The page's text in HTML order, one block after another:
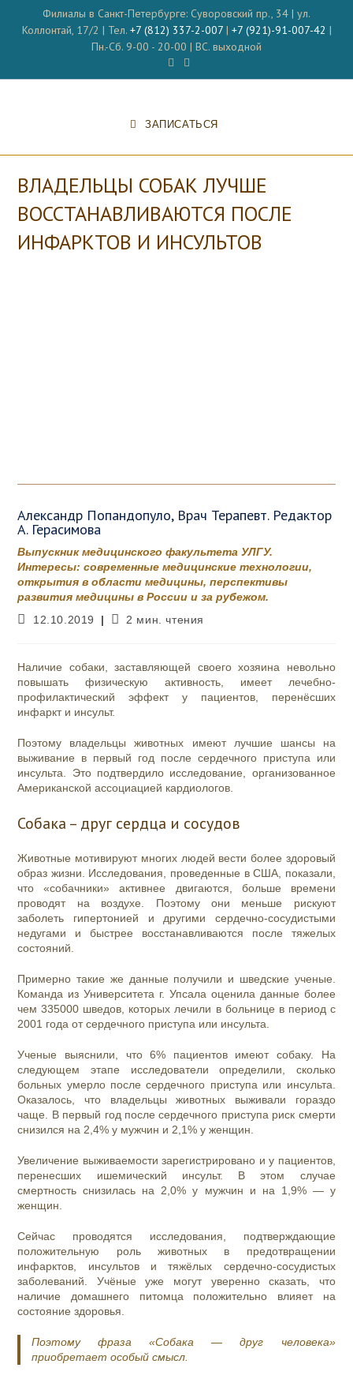
содержимому
Филиалы в Санкт-Петербурге: Суворовский пр., 34 | ул.
Коллонтай, 17/2 | Тел. +7 (812) 337-2-007| +7 (921)-91-007-42 |
Пн.-Сб. 9-00 - 20-00 | ВС. выходной
ЗАПИСАТЬСЯ
ВЛАДЕЛЬЦЫ СОБАК ЛУЧШЕ
ВОССТАНАВЛИВАЮТСЯ ПОСЛЕ
ИНФАРКТОВ И ИНСУЛЬТОВ
Александр Попандопуло, Врач Терапевт. Редактор
А. Герасимова
Выпускник медицинского факультета УЛГУ.
Интересы: современные медицинские технологии,
открытия в области медицины, перспективы
развития медицины в России и за рубежом.
Запись
12.10.2019
Время
2 мин. чтения
Наличие собаки, заставляющей своего хозяина невольно
повышать физическую активность, имеет лечебно-
профилактический эффект у пациентов, перенёсших
инфаркт и инсульт.
Поэтому владельцы животных имеют лучшие шансы на
выживание в первый год после сердечного приступа или
инсульта. Это подтвердило исследование, организованное
Американской ассоциацией кардиологов.
Собака – друг сердца и сосудов
Животные мотивируют многих людей вести более здоровый
образ жизни. Исследования, проведенные в США, показали,
что «собачники» активнее двигаются, больше времени
проводят на воздухе. Поэтому они меньше рискуют
заболеть гипертонией и другими сердечно-сосудистыми
недугами и быстрее восстанавливаются после тяжелых
состояний.
Примерно такие же данные получили и шведские ученые.
Команда из Университета г. Упсала оценила данные более
чем 335000 шведов, которых лечили в больнице в период с
2001 года от сердечного приступа или инсульта.
Ученые выяснили, что 6% пациентов имеют собаку. На
следующем этапе исследователи определили, сколько
больных умерло после сердечного приступа или инсульта.
Оказалось, что владельцы животных выживали гораздо
чаще. В первый год после сердечного приступа риск смерти
снизился на 2,4% у мужчин и 2,1% у женщин.
Увеличение выживаемости зарегистрировано и у пациентов,
перенесших ишемический инсульт. В этом случае
смертность снизилась на 2,0% у мужчин и на 1,9% — у
женщин.
Сейчас проводятся исследования, подтверждающие
положительную роль животных в предотвращении
инфарктов, инсультов и тяжёлых сердечно-сосудистых
заболеваний. Учёные уже могут уверенно сказать, что
наличие домашнего питомца положительно влияет на
состояние здоровья.
Поэтому фраза «Собака — друг человека»
приобретает особый смысл.